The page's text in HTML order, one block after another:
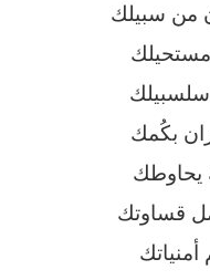
من سبيلك
بكُمك
يحاوطك
قساوتك